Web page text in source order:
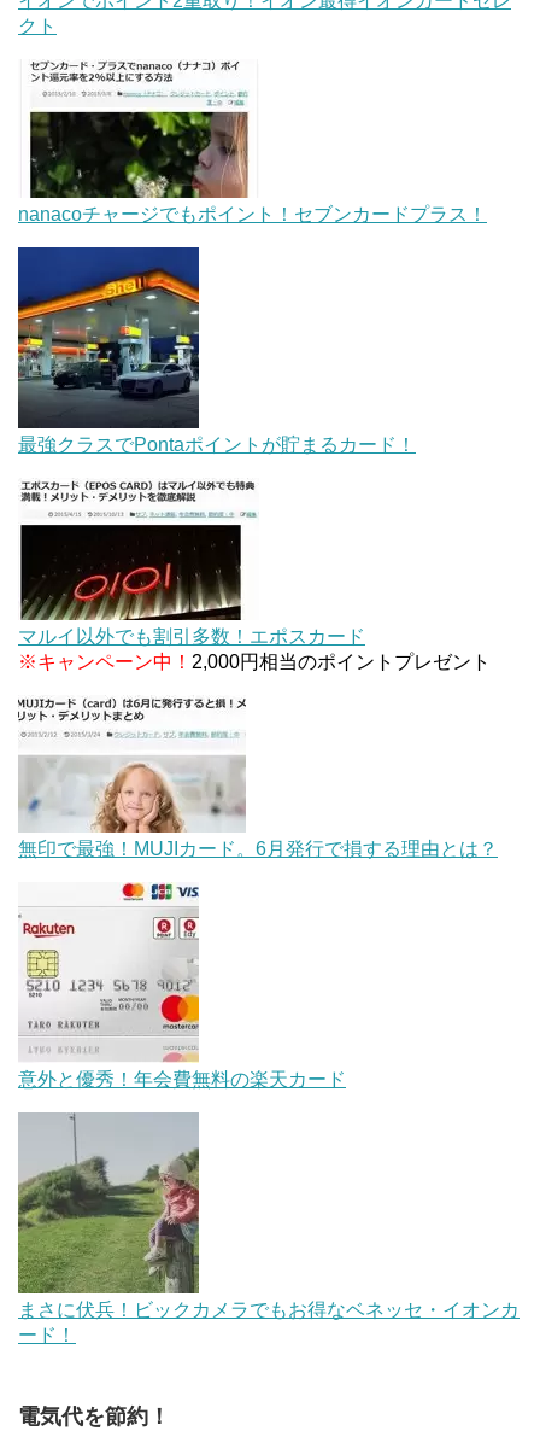
クト
nanacoチャージでもポイント！セブンカードプラス！
最強クラスでPontaポイントが貯まるカード！
マルイ以外でも割引多数！エポスカード
※キャンペーン中！ 2,000円相当のポイントプレゼント
無印で最強！MUJIカード。6月発行で損する理由とは？
意外と優秀！年会費無料の楽天カード
まさに伏兵！ビックカメラでもお得なベネッセ・イオンカ
ード！
電気代を節約！